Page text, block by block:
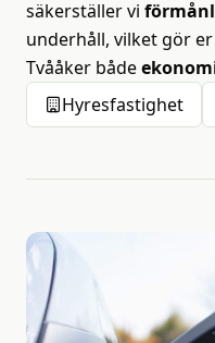
säkerställer vi
underhåll, vilket gör
Tvååker både
Hyresfastighet